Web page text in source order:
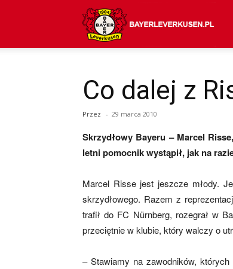
Co dalej z
Przez - 29 marca 2010
Skrzydłowy Bayeru – Marcel
letni pomocnik wystąpił, jak na
Marcel Risse jest jeszcze młody.
skrzydłowego. Razem z
trafił do FC Nürnberg, rozegrał w
przeciętnie w klubie, który walczy o
– Stawiamy na zawodników,